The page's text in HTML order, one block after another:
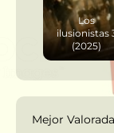
Los
ilusionistas
(2025)
Mejor